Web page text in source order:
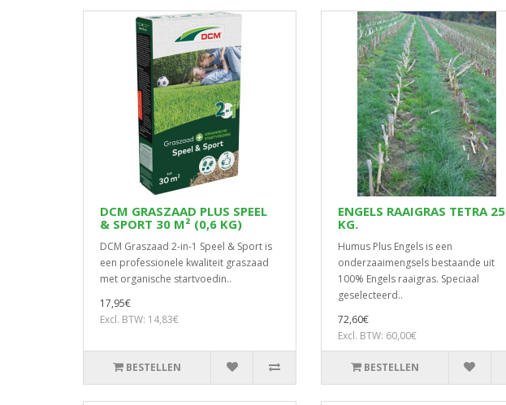
DCM GRASZAAD PLUS SPEEL
& SPORT 30 M² (0,6 KG)
DCM Graszaad 2-in-1 Speel & Sport is
een professionele kwaliteit graszaad
met organische startvoedin..
17,95€
Excl. BTW: 14,83€
BESTELLEN
ENGELS RAAIGRAS TETRA 25
KG.
Humus Plus Engels is een
onderzaaimengsels bestaande uit
100% Engels raaigras. Speciaal
geselecteerd..
72,60€
Excl. BTW: 60,00€
BESTELLEN